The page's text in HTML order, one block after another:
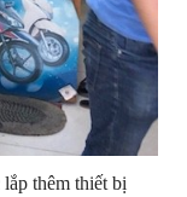
thêm thiết bị